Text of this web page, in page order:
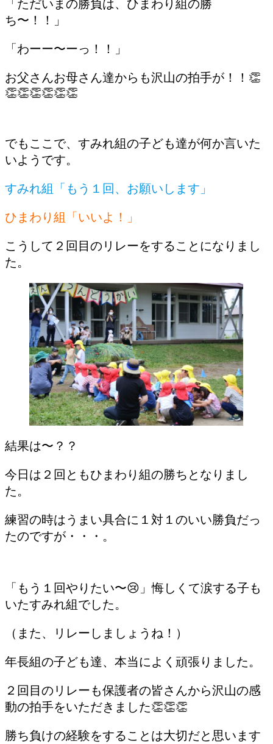
「ただいまの勝負は、ひまわり組の勝
ち〜！！」
「わーー〜ーっ！！」
お父さんお母さん達からも沢山の拍手が！！👏
👏👏👏👏👏👏
でもここで、すみれ組の子ども達が何か言いた
いようです。
すみれ組「もう１回、お願いします」
ひまわり組「いいよ！」
こうして２回目のリレーをすることになりまし
た。
結果は〜？？
今日は２回ともひまわり組の勝ちとなりまし
た。
練習の時はうまい具合に１対１のいい勝負だっ
たのですが・・・。
「もう１回やりたい〜😢」悔しくて涙する子も
いたすみれ組でした。
（また、リレーしましょうね！）
年長組の子ども達、本当によく頑張りました。
２回目のリレーも保護者の皆さんから沢山の感
動の拍手をいただきました👏👏👏
勝ち負けの経験をすることは大切だと思います